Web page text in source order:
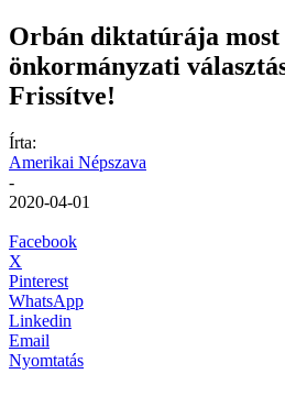
Orbán diktatúrája
önkormányzati
Frissítve!
Írta:
Amerikai Népszava
-
2020-04-01
Facebook
X
Pinterest
WhatsApp
Linkedin
Email
Nyomtatás